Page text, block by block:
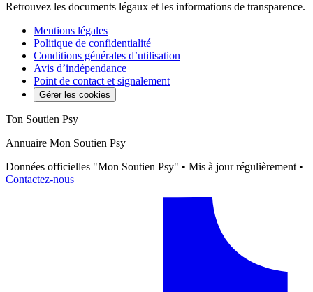
Retrouvez les documents légaux et les informations de transparence.
Mentions légales
Politique de confidentialité
Conditions générales d’utilisation
Avis d’indépendance
Point de contact et signalement
Gérer les cookies
Ton Soutien Psy
Annuaire Mon Soutien Psy
Données officielles "Mon Soutien Psy" • Mis à jour régulièrement •
Contactez-nous